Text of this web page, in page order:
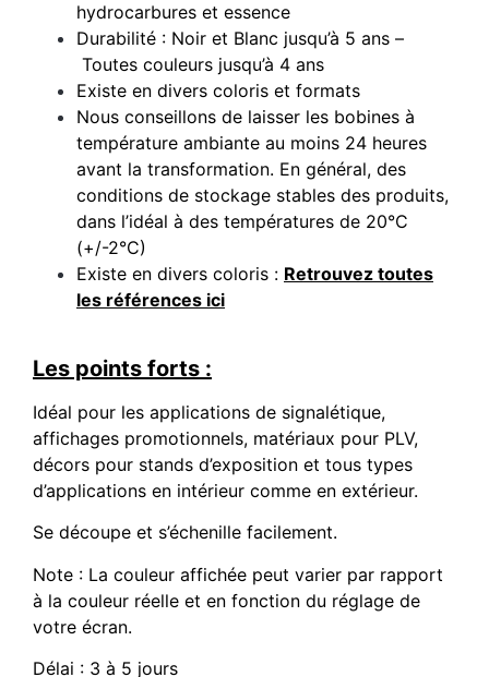
hydrocarbures et essence
Durabilité : Noir et Blanc jusqu’à 5 ans –
Toutes couleurs jusqu’à 4 ans
Existe en divers coloris et formats
Nous conseillons de laisser les bobines à
température ambiante au moins 24 heures
avant la transformation. En général, des
conditions de stockage stables des produits,
dans l’idéal à des températures de 20°C
(+/-2°C)
Existe en divers coloris : Retrouvez toutes
les références ici
Les points forts :
Idéal pour les applications de signalétique,
affichages promotionnels, matériaux pour PLV,
décors pour stands d’exposition et tous types
d’applications en intérieur comme en extérieur.
Se découpe et s’échenille facilement.
Note : La couleur affichée peut varier par rapport
à la couleur réelle et en fonction du réglage de
votre écran.
Délai : 3 à 5 jours